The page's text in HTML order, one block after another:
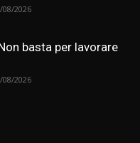
08/2026
basta per lavorare
08/2026